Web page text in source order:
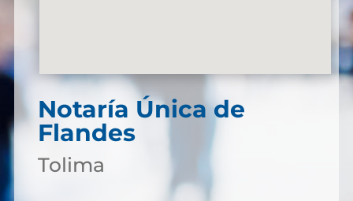
Notaría Única de
Flandes
Tolima